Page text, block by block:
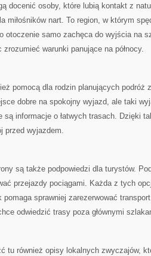
docenić osoby, które lubią kontakt z
miłośników nart. To region, w którym
otoczenie samo zachęca do wyjścia na
warunki panujące na północy.
pomocą dla rodzin planujących podróż
dobre na spokojny wyjazd, ale taki
są informacje o łatwych trasach. Dzięki
przed wyjazdem.
są także podpowiedzi dla turystów.
przejazdy pociągami. Każda z tych
pomaga sprawniej zarezerwować
odwiedzić trasy poza głównymi
tu również opisy lokalnych zwyczajów,